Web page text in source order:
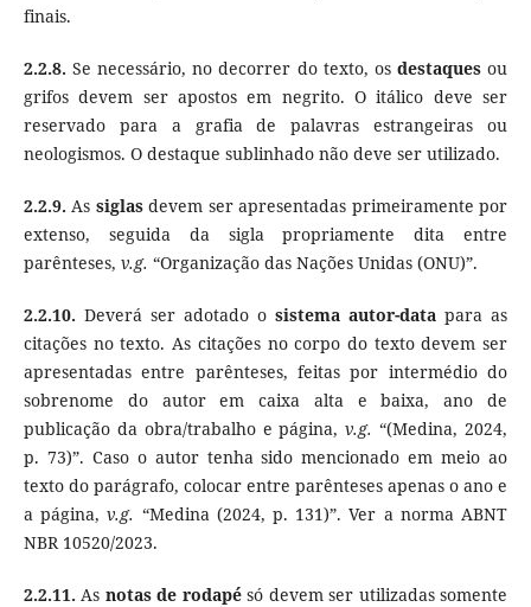
finais.
2.2.8. Se necessário, no decorrer do texto, os destaquesou
grifos devem ser apostos em negrito. O itálico deve ser
reservado para a grafia de palavras estrangeiras ou
neologismos. O destaque sublinhado não deve ser utilizado.
2.2.9. As siglasdevem ser apresentadas primeiramente por
extenso, seguida da sigla propriamente dita entre
parênteses, v.g. “Organização das Nações Unidas (ONU)”.
2.2.10. Deverá ser adotado osistema autor-data para as
citações no texto. As citações no corpo do texto devem ser
apresentadas entre parênteses, feitas por intermédio do
sobrenome do autor em caixa alta e baixa, ano de
publicação da obra/trabalho e página,v.g. “(Medina, 2024,
p. 73)”. Caso o autor tenha sido mencionado em meio ao
texto do parágrafo, colocar entre parênteses apenas o ano e
a página,v.g. “Medina (2024, p. 131)”. Ver a norma ABNT
NBR 10520/2023.
2.2.11. As notas de rodapésó devem ser utilizadas somente